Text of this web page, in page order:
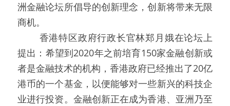
洲金融论坛所倡导的创新理念，创新将带来无限
商机。
香港特区政府行政长官林郑月娥在论坛上
提出：希望到2020年之前培育150家金融创新或
者是金融技术的机构，香港政府已经推出了20亿
港币的一个基金，以便能够对一些新兴的科技企
业进行投资。金融创新正在成为香港、亚洲乃至